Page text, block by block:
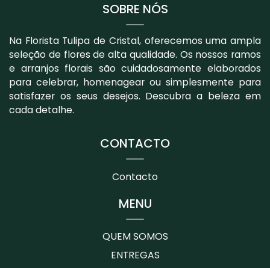
SOBRE NÓS
Na Florista Tulipa de Cristal, oferecemos uma ampla
seleção de flores de alta qualidade. Os nossos ramos
e arranjos florais são cuidadosamente elaborados
para celebrar, homenagear ou simplesmente para
satisfazer os seus desejos. Descubra a beleza em
cada detalhe.
CONTACTO
Contacto
MENU
QUEM SOMOS
ENTREGAS